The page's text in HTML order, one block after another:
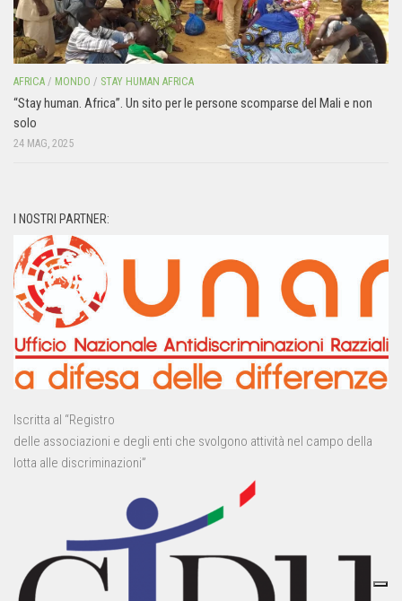
AFRICA / MONDO / STAY HUMAN AFRICA
“Stay human. Africa”. Un sito per le persone scomparse del Mali e non
solo
24 MAG, 2025
I NOSTRI PARTNER:
Iscritta al “Registro
delle associazioni e degli enti che svolgono attività nel campo della
lotta alle discriminazioni”